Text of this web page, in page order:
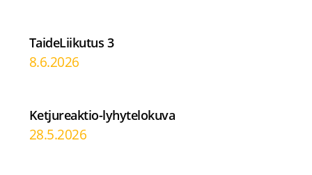
TaideLiikutus 3
8.6.2026
Ketjureaktio-lyhytelokuva
28.5.2026